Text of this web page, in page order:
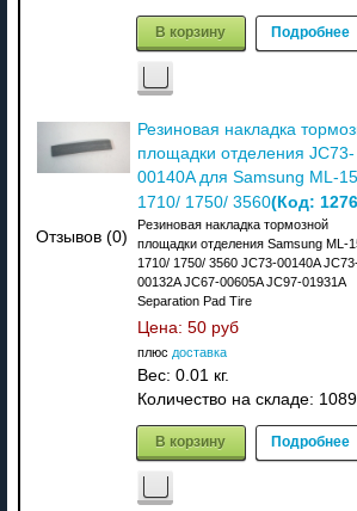
В корзину Подробнее
Отзывов (0)
Резиновая накладка
площадки отделения JC73-
00140A для Samsung ML-
1710/ 1750/ 3560(Код:
Резиновая накладка тормозной
площадки отделения Samsung ML-
1710/ 1750/ 3560 JC73-00140A
00132A JC67-00605A JC97-01931A
Separation Pad Tire
Цена: 50 руб
плюс доставка
Вес: 0.01 кг.
Количество на складе: 1089
В корзину Подробнее